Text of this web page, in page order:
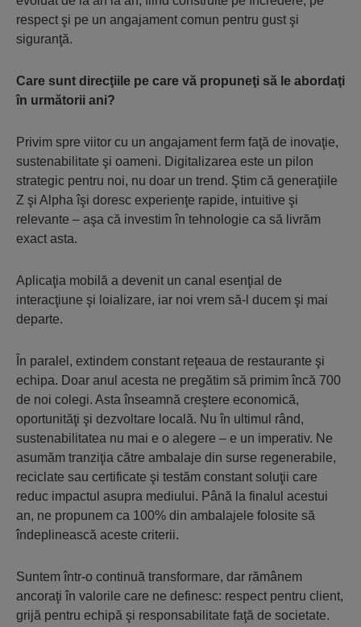
respect şi pe un angajament comun pentru gust şi
siguranţă.
Care sunt direcţiile pe care vă propuneţi să le abordaţi
în următorii ani?
Privim spre viitor cu un angajament ferm faţă de inovaţie,
sustenabilitate şi oameni. Digitalizarea este un pilon
strategic pentru noi, nu doar un trend. Ştim că generaţiile
Z şi Alpha îşi doresc experienţe rapide, intuitive şi
relevante – aşa că investim în tehnologie ca să livrăm
exact asta.
Aplicaţia mobilă a devenit un canal esenţial de
interacţiune şi loializare, iar noi vrem să-l ducem şi mai
departe.
În paralel, extindem constant reţeaua de restaurante şi
echipa. Doar anul acesta ne pregătim să primim încă 700
de noi colegi. Asta înseamnă creştere economică,
oportunităţi şi dezvoltare locală. Nu în ultimul rând,
sustenabilitatea nu mai e o alegere – e un imperativ. Ne
asumăm tranziţia către ambalaje din surse regenerabile,
reciclate sau certificate şi testăm constant soluţii care
reduc impactul asupra mediului. Până la finalul acestui
an, ne propunem ca 100% din ambalajele folosite să
îndeplinească aceste criterii.
Suntem într-o continuă transformare, dar rămânem
ancoraţi în valorile care ne definesc: respect pentru client,
grijă pentru echipă şi responsabilitate faţă de societate.